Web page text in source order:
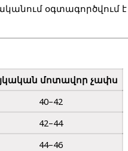
օգտագործվում է
մոտավոր չափս
40–42
42–44
44–46